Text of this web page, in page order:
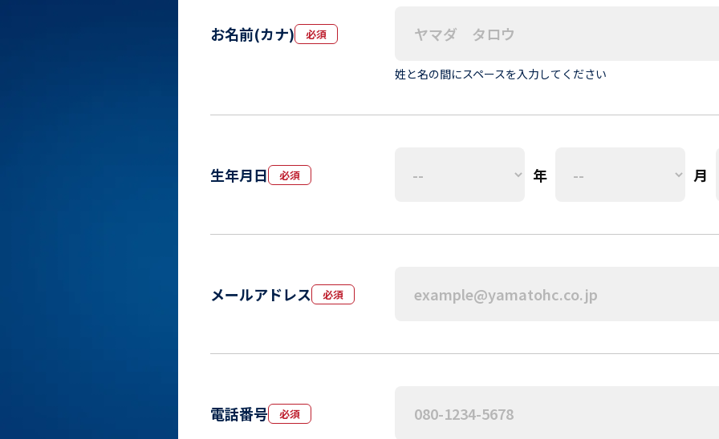
お名前(カナ) 必須
姓と名の間にスペースを入力してください
生年月日 必須 年 月
メールアドレス 必須
電話番号 必須